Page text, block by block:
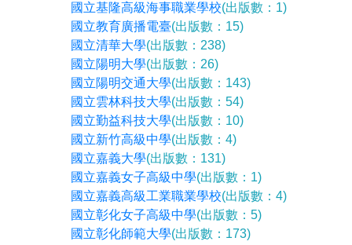
國立基隆高級海事職業學校(出版數：1)
國立教育廣播電臺(出版數：15)
國立清華大學(出版數：238)
國立陽明大學(出版數：26)
國立陽明交通大學(出版數：143)
國立雲林科技大學(出版數：54)
國立勤益科技大學(出版數：10)
國立新竹高級中學(出版數：4)
國立嘉義大學(出版數：131)
國立嘉義女子高級中學(出版數：1)
國立嘉義高級工業職業學校(出版數：4)
國立彰化女子高級中學(出版數：5)
國立彰化師範大學(出版數：173)